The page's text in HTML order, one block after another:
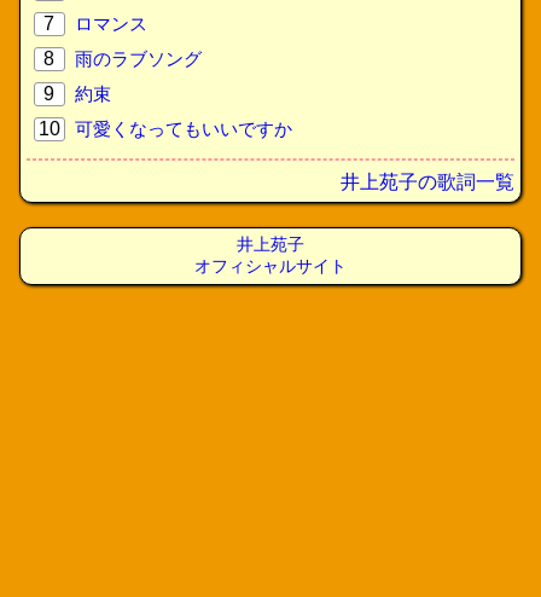
7
ロマンス
8
雨のラブソング
9
約束
10
可愛くなってもいいですか
井上苑子の歌詞一覧
井上苑子
オフィシャルサイト